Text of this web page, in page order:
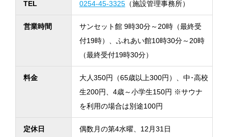
TEL 0254-45-3325 （施設管理事務所）
営業時間
サンセット館 9時30分～20時（最終受
付19時）、ふれあい館10時30分～20時
（最終受付19時30分）
料金
大人350円（65歳以上300円）、中･高校
生200円、4歳～小学生150円 ※サウナ
を利用の場合は別途100円
定休日 偶数月の第4水曜、12月31日